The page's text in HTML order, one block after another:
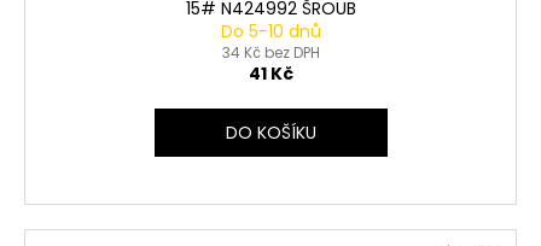
15# N424992 ŠROUB
Do 5-10 dnů
34 Kč bez DPH
41 Kč
DO KOŠÍKU